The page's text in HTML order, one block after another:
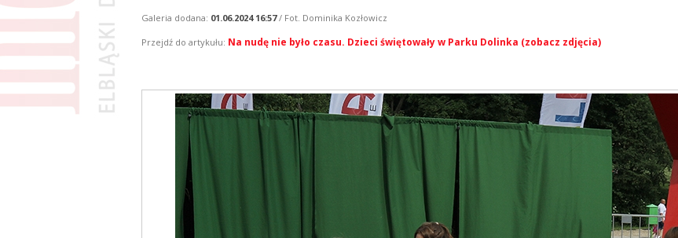
Galeria dodana: 01.06.2024 16:57/ Fot. Dominika Kozłowicz
Przejdź do artykułu: Na nudę nie było czasu. Dzieci świętowały w Parku Dolinka (zobacz zdjęcia)